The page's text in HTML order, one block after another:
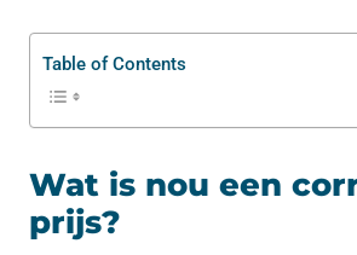
Table of Contents
Wat is nou een
prijs?